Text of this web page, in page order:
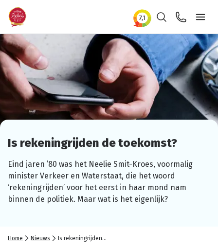
ZoekenContact
Is rekeningrijden de toekomst?
Eind jaren ’80 was het Neelie Smit-Kroes, voormalig
minister Verkeer en Waterstaat, die het woord
‘rekeningrijden’ voor het eerst in haar mond nam
binnen de politiek. Maar wat is het eigenlijk?
Home Nieuws Is rekeningrijden de toekomst?